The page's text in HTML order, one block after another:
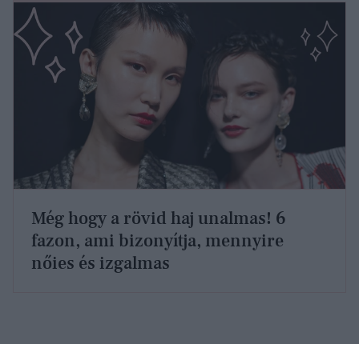
Még hogy a rövid haj unalmas! 6
fazon, ami bizonyítja, mennyire
nőies és izgalmas